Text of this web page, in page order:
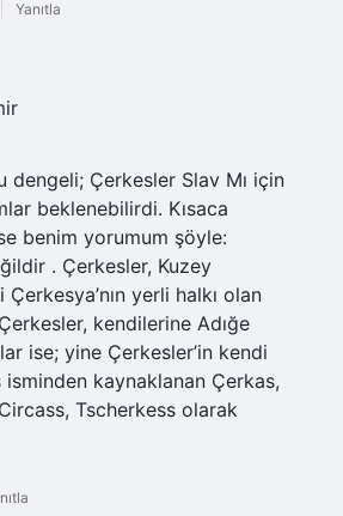
Yanıtla
dengeli; Çerkesler Slav Mı için
beklenebilirdi. Kısaca
benim yorumum şöyle:
. Çerkesler, Kuzey
Çerkesya’nın yerli halkı olan
kendilerine Adığe
ise; yine Çerkesler’in kendi
kaynaklanan Çerkas,
Tscherkess olarak